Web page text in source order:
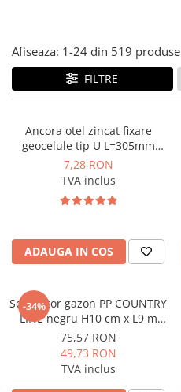
Afiseaza: 1-24 din 519 produse
FILTRE
Ancora otel zincat fixare
geocelule tip U L=305mm
Vodaland gama Terra
7,28 RON
TVA inclus
ADAUGA IN COS
-34%
Separator gazon PP COUNTRY
LINE negru H10 cm x L9 m
Vodaland gama Terra
75,57 RON
49,73 RON
TVA inclus